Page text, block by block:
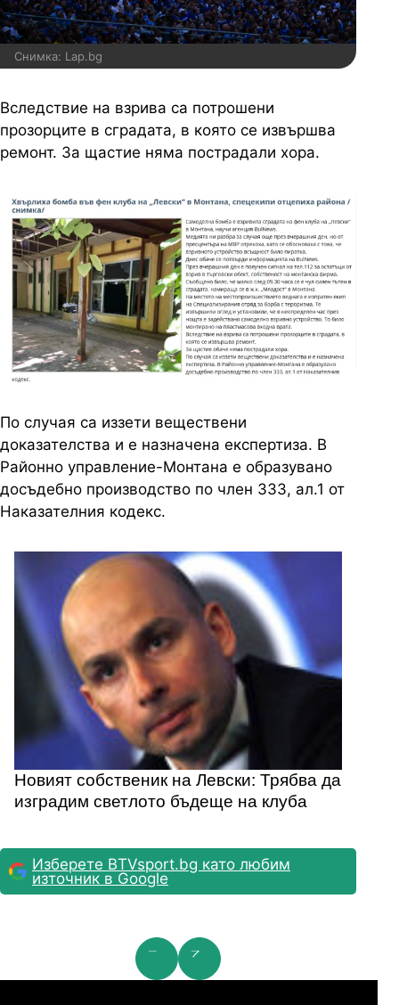
Снимка: Lap.bg
Вследствие на взрива са потрошени
прозорците в сградата, в която се извършва
ремонт. За щастие няма пострадали хора.
По случая са иззети веществени
доказателства и е назначена експертиза. В
Районно управление-Монтана е образувано
досъдебно производство по член 333, ал.1 от
Наказателния кодекс.
Новият собственик на Левски: Трябва да
изградим светлото бъдеще на клуба
Изберете BTVsport.bg като любим
източник в Google